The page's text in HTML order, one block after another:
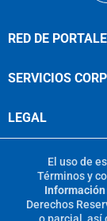
RED DE
SERVICIOS
LEGAL
El uso de
Términos y
Información
Derechos